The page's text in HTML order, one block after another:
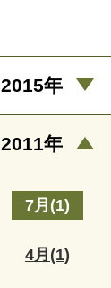
2015年
2011年
7月(1)
4月(1)